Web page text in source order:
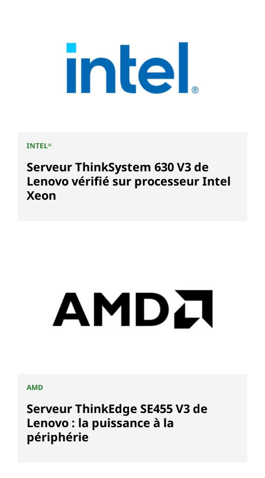
INTEL®
Serveur ThinkSystem 630 V3 de
Lenovo vérifié sur processeur Intel
Xeon
AMD
Serveur ThinkEdge SE455 V3 de
Lenovo : la puissance à la
périphérie